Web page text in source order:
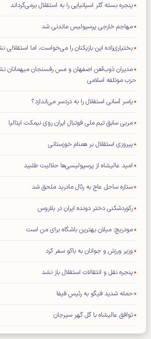
پنجره بسته گلر اسپانیایی را به استقلال برمی‌گرداند
مهاجم خارجی پرسپولیس ماندنی شد
بختیاری‌زاده این بازیکنان را می‌خواست، اما استقلالی
مدیران ذوب‌آهن اصفهان و مس رفسنجان میهمانان
حزب موتلفه اسلامی
یاسر آسانی استقلال را به دردسر می‌اندازد؟
مربی سابق تیم ملی فوتبال ایران روی نیمکت ایتالیا
پیروزی استقلال بر همنام خوزستانی
امید عالیشاه از پرسپولیسی‌ها حلالیت طلبید
ستاره ساحل عاج به رئال مادرید ملحق شد
رکوردشکنی دختر دونده ایران در بلاروس
مودریچ: میلان بهترین باشگاه برای من است
وزیر ورزش و جوانان به باکو سفر کرد
پنجره نقل و انتقالات استقلال باز نشد
حمله شدید فیگو به رئیس فیفا
توافق عالیشاه با گل گهر سیرجان
رامین رضاییان از استقلال جدا شد